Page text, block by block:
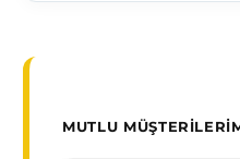
MUTLU